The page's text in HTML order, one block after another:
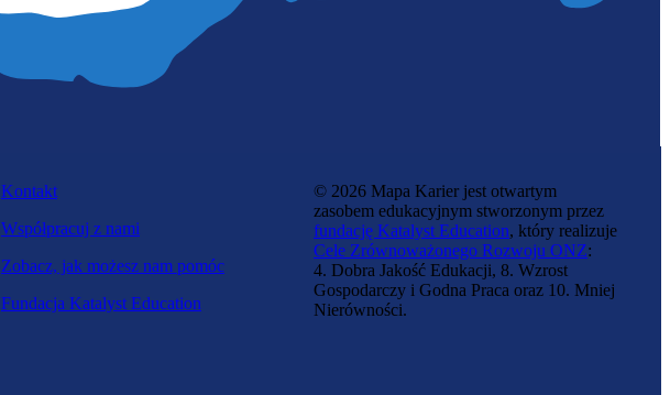
Kontakt
Współpracuj z nami
Zobacz, jak możesz nam pomóc
Fundacja Katalyst Education
© 2026 Mapa Karier jest otwartym
zasobem edukacyjnym stworzonym przez
fundację Katalyst Education, który realizuje
Cele Zrównoważonego Rozwoju ONZ:
4. Dobra Jakość Edukacji, 8. Wzrost
Gospodarczy i Godna Praca oraz 10. Mniej
Nierówności.